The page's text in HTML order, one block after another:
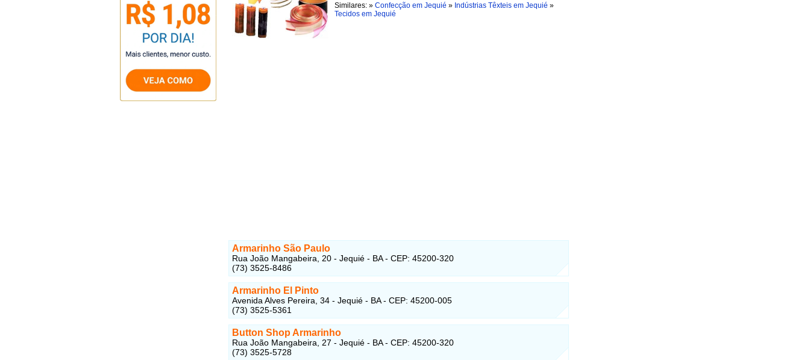
Similares: » Confecção em Jequié » Indústrias Têxteis em Jequié »
Tecidos em Jequié
Armarinho São Paulo
Rua João Mangabeira, 20 - Jequié - BA - CEP: 45200-320
(73) 3525-8486
Armarinho El Pinto
Avenida Alves Pereira, 34 - Jequié - BA - CEP: 45200-005
(73) 3525-5361
Button Shop Armarinho
Rua João Mangabeira, 27 - Jequié - BA - CEP: 45200-320
(73) 3525-5728